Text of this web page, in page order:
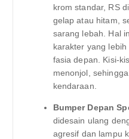
krom standar, RS
gelap atau hitam,
sarang lebah. Hal
karakter yang
fasia depan. Kisi-
menonjol,
kendaraan.
Bumper Depan
didesain ulang
agresif dan lampu